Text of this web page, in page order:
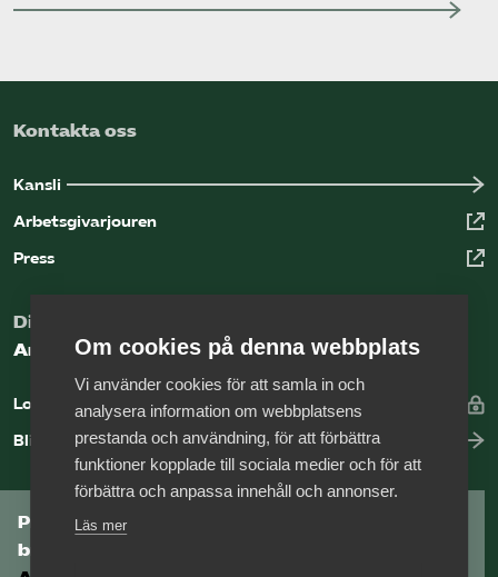
Kontakta oss
Kansli
Arbetsgivarjouren
Press
Digital kunskapsbank för arbetsgivare
Arbetsgivarguiden
Logga in
Bli medlem
Prenumerera på Tågföretagens
branschnyhetsbrev
Om cookies på denna webbplats
Vi använder cookies för att samla in och
analysera information om webbplatsens
prestanda och användning, för att förbättra
funktioner kopplade till sociala medier och för att
förbättra och anpassa innehåll och annonser.
Läs mer